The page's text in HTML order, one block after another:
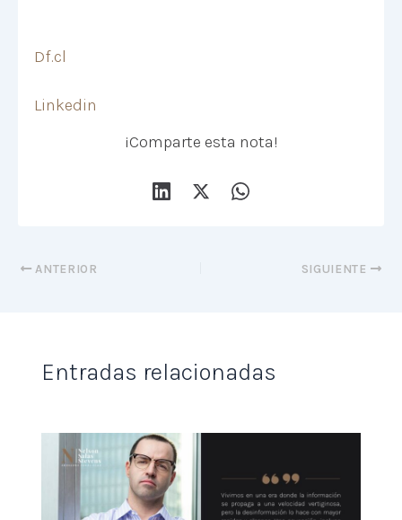
Df.cl
Linkedin
¡Comparte esta nota!
ANTERIOR SIGUIENTE
Entradas relacionadas